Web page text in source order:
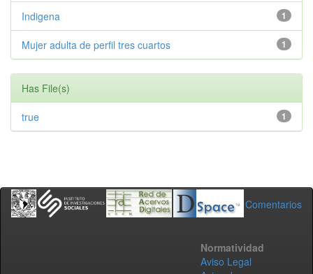
1
Indigena
1
Mujer adulta de perfil tres cuartos
Has File(s)
1
true
Comentarios
Normatividad
Aviso Legal